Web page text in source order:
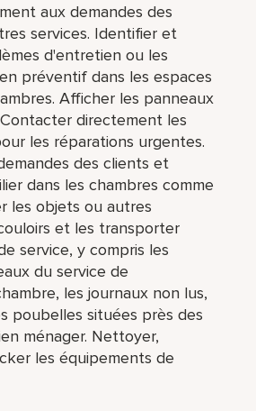
aux demandes des
services. Identifier et
d'entretien ou les
préventif dans les espaces
Afficher les panneaux
directement les
les réparations urgentes.
des clients et
dans les chambres comme
les objets ou autres
et les transporter
service, y compris les
du service de
les journaux non lus,
poubelles situées près des
ménager. Nettoyer,
les équipements de